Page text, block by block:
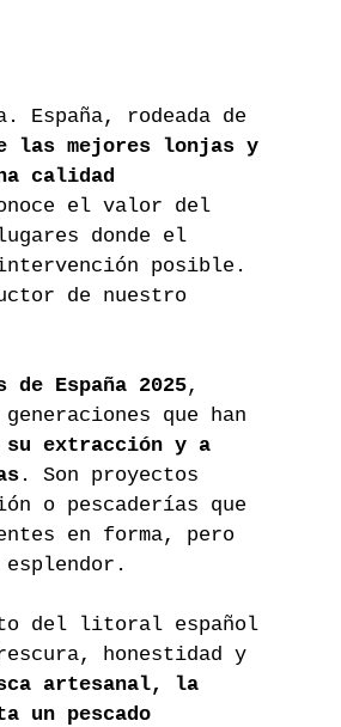
rodeada de
las mejores lonjas y
calidad
el valor del
donde el
posible.
de nuestro
España 2025,
que han
extracción y a
. Son proyectos
o pescaderías que
en forma, pero
del litoral español
honestidad y
artesanal, la
un pescado